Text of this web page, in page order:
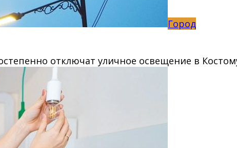
Город
отключат уличное освещение в